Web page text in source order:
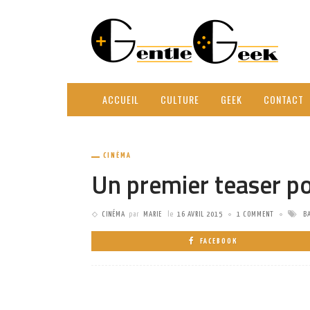
ACCUEIL CULTURE GEEK CONTACT
CINÉMA
Un premier teaser
CINÉMA par MARIE le 16 AVRIL 2015 1 COMMENT
FACEBOOK